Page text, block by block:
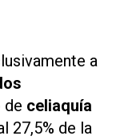
a
de celiaquía
27,5% de la